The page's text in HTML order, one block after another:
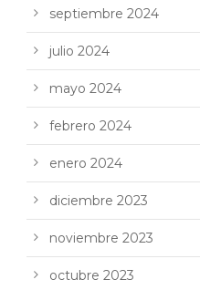
septiembre 2024
julio 2024
mayo 2024
febrero 2024
enero 2024
diciembre 2023
noviembre 2023
octubre 2023